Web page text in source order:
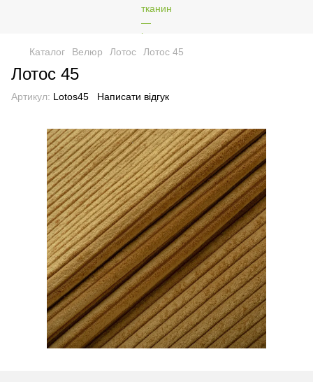
Каталог Велюр Лотос Лотос 45
Лотос 45
Артикул: Lotos45 Написати відгук